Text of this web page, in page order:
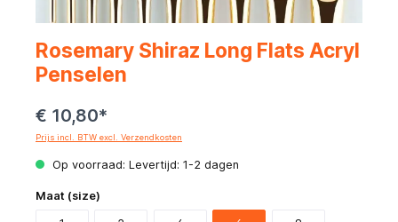
Rosemary Shiraz Long Flats Acryl
Penselen
€ 10,80*
Prijs incl. BTW excl. Verzendkosten
Op voorraad: Levertijd: 1-2 dagen
Maat (size)